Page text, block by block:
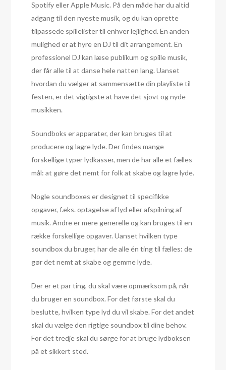
Spotify eller Apple Music. På den måde har du altid
adgang til den nyeste musik, og du kan oprette
tilpassede spillelister til enhver lejlighed. En anden
mulighed er at hyre en DJ til dit arrangement. En
professionel DJ kan læse publikum og spille musik,
der får alle til at danse hele natten lang. Uanset
hvordan du vælger at sammensætte din playliste til
festen, er det vigtigste at have det sjovt og nyde
musikken.
Soundboks er apparater, der kan bruges til at
producere og lagre lyde. Der findes mange
forskellige typer lydkasser, men de har alle et fælles
mål: at gøre det nemt for folk at skabe og lagre lyde.
Nogle soundboxes er designet til specifikke
opgaver, f.eks. optagelse af lyd eller afspilning af
musik. Andre er mere generelle og kan bruges til en
række forskellige opgaver. Uanset hvilken type
soundbox du bruger, har de alle én ting til fælles: de
gør det nemt at skabe og gemme lyde.
Der er et par ting, du skal være opmærksom på, når
du bruger en soundbox. For det første skal du
beslutte, hvilken type lyd du vil skabe. For det andet
skal du vælge den rigtige soundbox til dine behov.
For det tredje skal du sørge for at bruge lydboksen
på et sikkert sted.